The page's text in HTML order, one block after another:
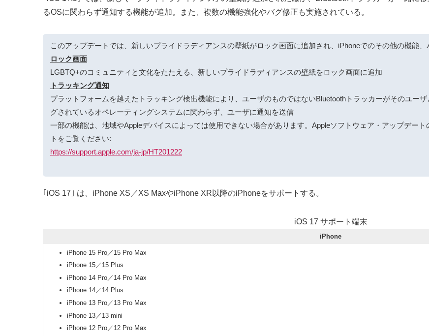
るOSに関わらず通知する機能が追加。また、複数の機能強化やバグ修正も実施されている。
このアップデートでは、新しいプライドラディアンスの壁紙がロック画面に追加され、iPhoneでのその他の機能
ロック画面
LGBTQ+のコミュニティと文化をたたえる、新しいプライドラディアンスの壁紙をロック画面に追加
トラッキング通知
プラットフォームを越えたトラッキング検出機能により、ユーザのものではないBluetoothトラッカーがそのユー
グされているオペレーティングシステムに関わらず、ユーザに通知を送信
一部の機能は、地域やAppleデバイスによっては使用できない場合があります。Appleソフトウェア・アップデー
トをご覧ください:
https://support.apple.com/ja-jp/HT201222
｢iOS 17｣ は、iPhone XS／XS MaxやiPhone XR以降のiPhoneをサポートする。
iOS 17 サポート端末
iPhone
iPhone 15 Pro／15 Pro Max
iPhone 15／15 Plus
iPhone 14 Pro／14 Pro Max
iPhone 14／14 Plus
iPhone 13 Pro／13 Pro Max
iPhone 13／13 mini
iPhone 12 Pro／12 Pro Max